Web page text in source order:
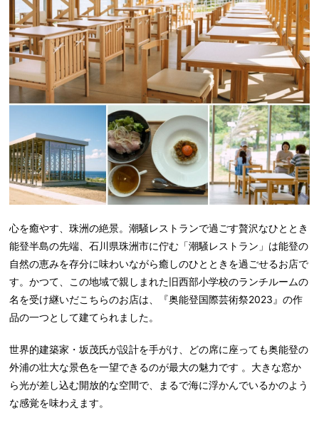
心を癒やす、珠洲の絶景。潮騒レストランで過ごす贅沢なひととき
能登半島の先端、石川県珠洲市に佇む「潮騒レストラン」は能登の
自然の恵みを存分に味わいながら癒しのひとときを過ごせるお店で
す。かつて、この地域で親しまれた旧西部小学校のランチルームの
名を受け継いだこちらのお店は、『奥能登国際芸術祭2023』の作
品の一つとして建てられました。
世界的建築家・坂茂氏が設計を手がけ、どの席に座っても奥能登の
外浦の壮大な景色を一望できるのが最大の魅力です 。大きな窓か
ら光が差し込む開放的な空間で、まるで海に浮かんでいるかのよう
な感覚を味わえます。